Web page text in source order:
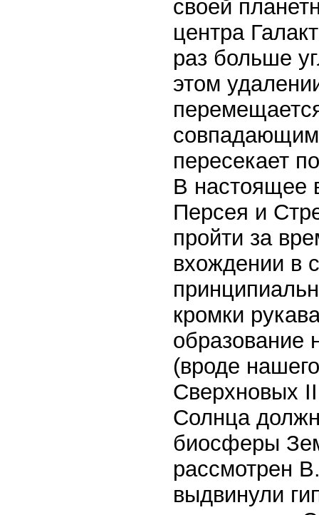
своей
центра
раз больше
этом
совпадающим
пересекает
В настоящее
Персея и
пройти за
вхождении в
кромки
образование
(вроде
Сверхновых
Солнца
биосферы
рассмотрен
выдвинули